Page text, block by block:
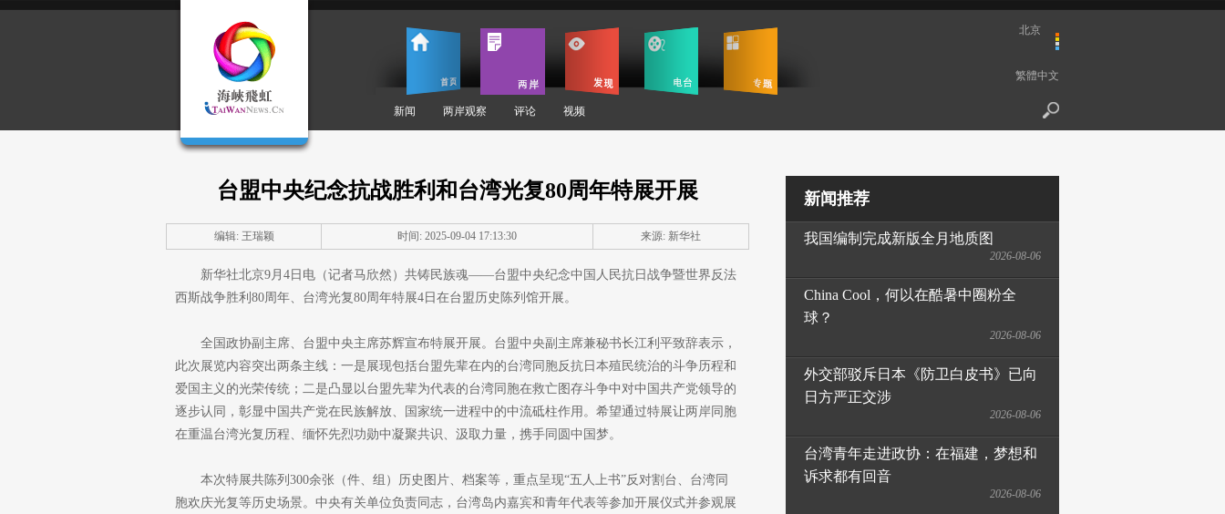
新闻 两岸观察 评论 视频
北京
繁體中文
台盟中央纪念抗战胜利和台湾光复80周年特展开展
编辑: 王瑞颖 时间: 2025-09-04 17:13:30 来源: 新华社
新华社北京9月4日电（记者马欣然）共铸民族魂——台盟中央纪念中国人民抗日战争暨世界反法
西斯战争胜利80周年、台湾光复80周年特展4日在台盟历史陈列馆开展。
全国政协副主席、台盟中央主席苏辉宣布特展开展。台盟中央副主席兼秘书长江利平致辞表示，
此次展览内容突出两条主线：一是展现包括台盟先辈在内的台湾同胞反抗日本殖民统治的斗争历程和
爱国主义的光荣传统；二是凸显以台盟先辈为代表的台湾同胞在救亡图存斗争中对中国共产党领导的
逐步认同，彰显中国共产党在民族解放、国家统一进程中的中流砥柱作用。希望通过特展让两岸同胞
在重温台湾光复历程、缅怀先烈功勋中凝聚共识、汲取力量，携手同圆中国梦。
本次特展共陈列300余张（件、组）历史图片、档案等，重点呈现“五人上书”反对割台、台湾同
胞欢庆光复等历史场景。中央有关单位负责同志，台湾岛内嘉宾和青年代表等参加开展仪式并参观展
新闻推荐
我国编制完成新版全月地质图
2026-08-06
China Cool，何以在酷暑中圈粉全
球？
2026-08-06
外交部驳斥日本《防卫白皮书》已向
日方严正交涉
2026-08-06
台湾青年走进政协：在福建，梦想和
诉求都有回音
2026-08-06